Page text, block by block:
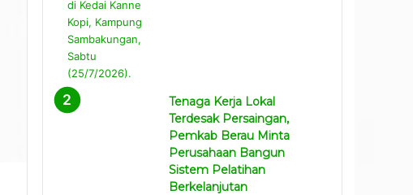
Tenaga Kerja Lokal
Terdesak Persaingan,
Pemkab Berau Minta
Perusahaan Bangun
Sistem Pelatihan
Berkelanjutan